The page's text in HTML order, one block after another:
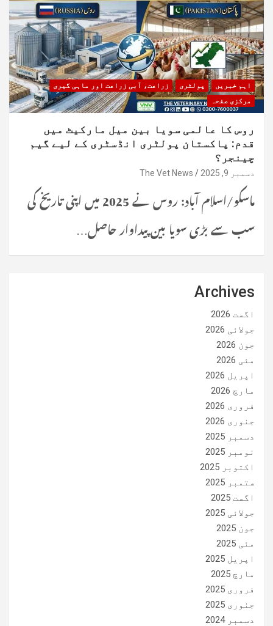
اہم خبریں پولٹری
زراعت، آبی زراعت اور ماہی گیری
مرکزی صفحہ
روس کا عالمی سویا بین میل مارکیٹ میں
قدم: پاکستان پولٹری انڈسٹری کے لیے گیم
چینجر؟
دسمبر 9, 2025 The Vet News
ماسکو/اسلام آباد: روس نے 2025 میں اپنی تاریخ کی
سب سے بڑی سویا بین پیداوار حاصل…
Archives
اگست 2026
جولائی 2026
جون 2026
مئی 2026
اپریل 2026
مارچ 2026
فروری 2026
جنوری 2026
دسمبر 2025
نومبر 2025
اکتوبر 2025
ستمبر 2025
اگست 2025
جولائی 2025
جون 2025
مئی 2025
اپریل 2025
مارچ 2025
فروری 2025
جنوری 2025
دسمبر 2024